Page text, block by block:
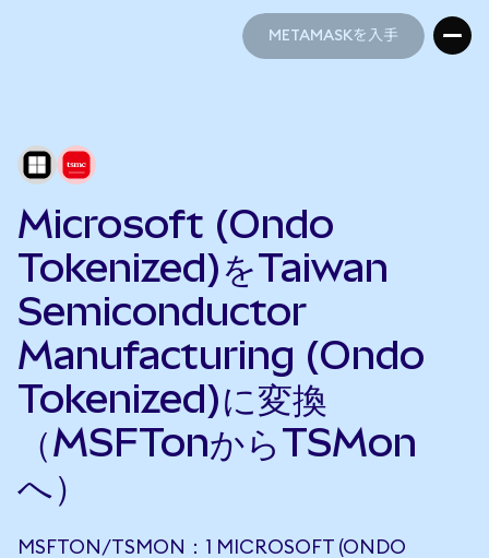
METAMASKを入手
Microsoft (Ondo
Tokenized)をTaiwan
Semiconductor
Manufacturing (Ondo
Tokenized)に変換
（MSFTonからTSMon
へ）
MSFTON/TSMON：1 MICROSOFT (ONDO